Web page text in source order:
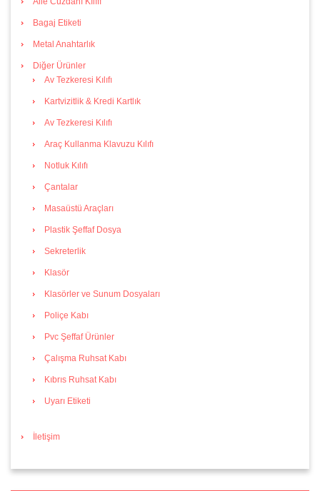
Bagaj Etiketi
Metal Anahtarlık
Diğer Ürünler
Av Tezkeresi Kılıfı
Kartvizitlik & Kredi Kartlık
Av Tezkeresi Kılıfı
Araç Kullanma Klavuzu Kılıfı
Notluk Kılıfı
Çantalar
Masaüstü Araçları
Plastik Şeffaf Dosya
Sekreterlik
Klasör
Klasörler ve Sunum Dosyaları
Poliçe Kabı
Pvc Şeffaf Ürünler
Çalışma Ruhsat Kabı
Kıbrıs Ruhsat Kabı
Uyarı Etiketi
İletişim